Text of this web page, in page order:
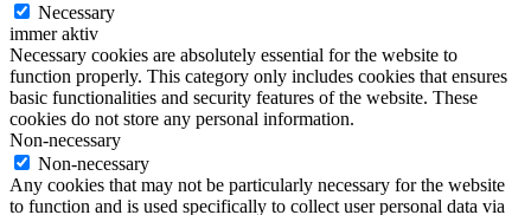
Necessary
immer aktiv
Necessary cookies are absolutely essential for the website to
function properly. This category only includes cookies that ensures
basic functionalities and security features of the website. These
cookies do not store any personal information.
Non-necessary
Non-necessary
Any cookies that may not be particularly necessary for the website
to function and is used specifically to collect user personal data via